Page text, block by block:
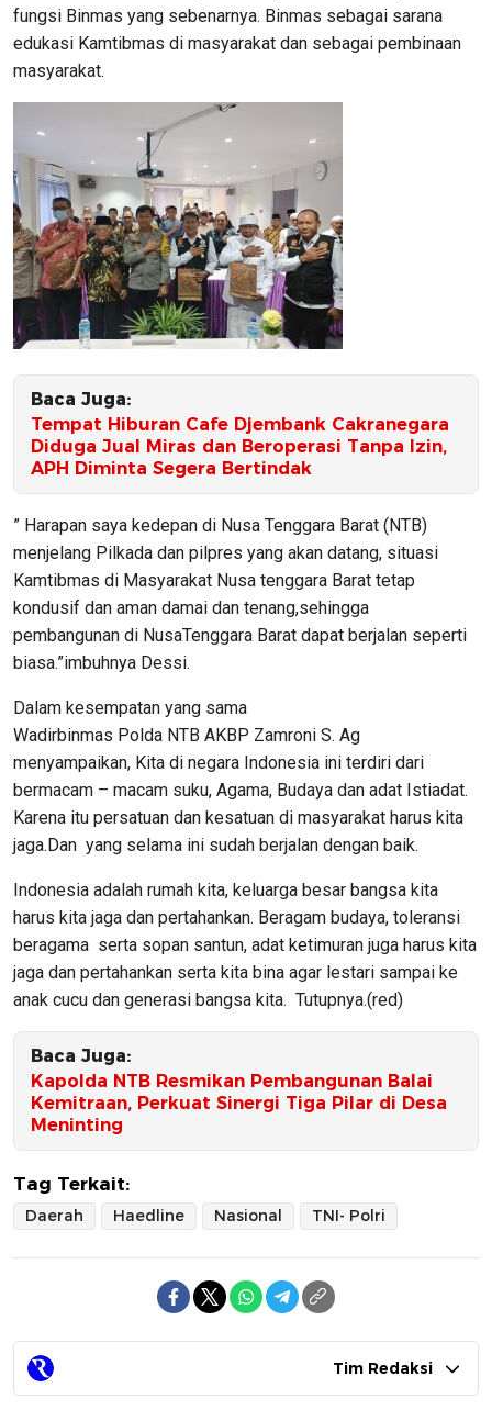
fungsi Binmas yang sebenarnya. Binmas sebagai sarana
edukasi Kamtibmas di masyarakat dan sebagai pembinaan
masyarakat.
Baca Juga:
Tempat Hiburan Cafe Djembank Cakranegara
Diduga Jual Miras dan Beroperasi Tanpa Izin,
APH Diminta Segera Bertindak
” Harapan saya kedepan di Nusa Tenggara Barat (NTB)
menjelang Pilkada dan pilpres yang akan datang, situasi
Kamtibmas di Masyarakat Nusa tenggara Barat tetap
kondusif dan aman damai dan tenang,sehingga
pembangunan di NusaTenggara Barat dapat berjalan seperti
biasa.”imbuhnya Dessi.
Dalam kesempatan yang sama
Wadirbinmas Polda NTB AKBP Zamroni S. Ag
menyampaikan, Kita di negara Indonesia ini terdiri dari
bermacam – macam suku, Agama, Budaya dan adat Istiadat.
Karena itu persatuan dan kesatuan di masyarakat harus kita
jaga.Dan yang selama ini sudah berjalan dengan baik.
Indonesia adalah rumah kita, keluarga besar bangsa kita
harus kita jaga dan pertahankan. Beragam budaya, toleransi
beragama serta sopan santun, adat ketimuran juga harus kita
jaga dan pertahankan serta kita bina agar lestari sampai ke
anak cucu dan generasi bangsa kita. Tutupnya.(red)
Baca Juga:
Kapolda NTB Resmikan Pembangunan Balai
Kemitraan, Perkuat Sinergi Tiga Pilar di Desa
Meninting
Tag Terkait:
Daerah Haedline Nasional TNI- Polri
Tim Redaksi